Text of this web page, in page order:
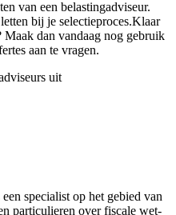
van een belastingadviseur.
bij je selectieproces.Klaar
Maak dan vandaag nog gebruik
aan te vragen.
uit
specialist op het gebied van
particulieren over fiscale wet-